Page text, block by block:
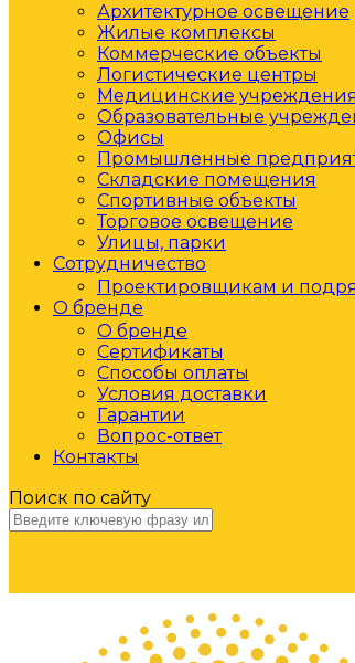
Архитектурное освещение
Жилые комплексы
Коммерческие объекты
Логистические центры
Медицинские учреждения
Образовательные
Офисы
Промышленные
Складские помещения
Спортивные объекты
Торговое освещение
Улицы, парки
Сотрудничество
Проектировщикам и
О бренде
О бренде
Сертификаты
Способы оплаты
Условия доставки
Гарантии
Вопрос-ответ
Контакты
Поиск по сайту